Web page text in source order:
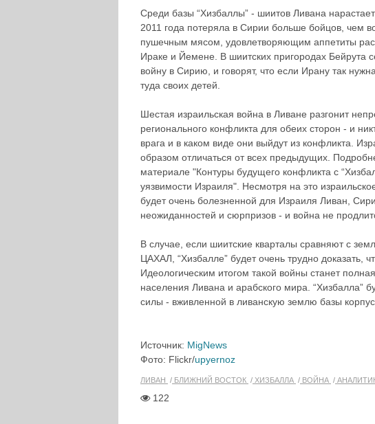
Среди базы “Хизбаллы” - шиитов Ливана
2011 года потеряла в Сирии больше бойцов, чем
пушечным мясом, удовлетворяющим аппетиты
Ираке и Йемене. В шиитских пригородах Бейрута
войну в Сирию, и говорят, что если Ирану так
туда своих детей.
Шестая израильская война в Ливане разгонит
регионального конфликта для обеих сторон - и
врага и в каком виде они выйдут из конфликта.
образом отличаться от всех предыдущих.
материале "Контуры будущего конфликта с
уязвимости Израиля". Несмотря на это
будет очень болезненной для Израиля Ливан,
неожиданностей и сюрпризов - и война не
В случае, если шиитские кварталы сравняют с
ЦАХАЛ, “Хизбалле” будет очень трудно доказать,
Идеологическим итогом такой войны станет
населения Ливана и арабского мира. “Хизбалла”
силы - вживленной в ливанскую землю базы
Источник: MigNews
Фото: Flickr/upyernoz
ЛИВАН БЛИЖНИЙ ВОСТОК ХИЗБАЛЛА ВОЙНА
122